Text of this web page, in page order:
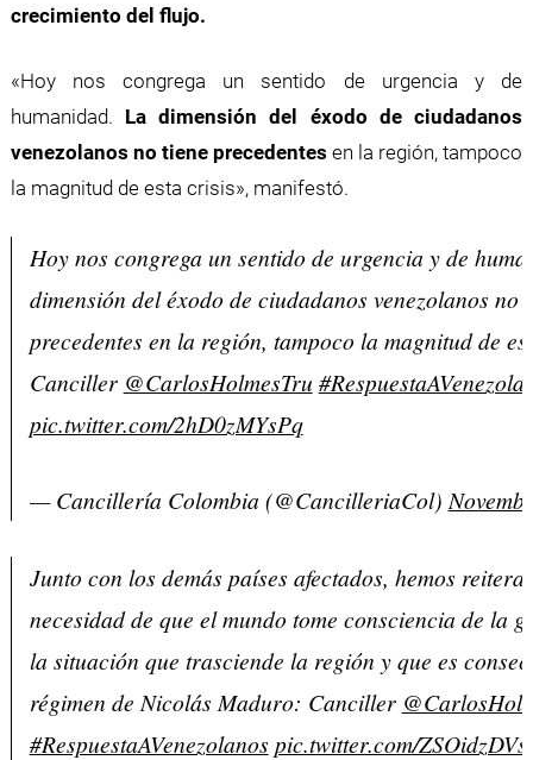
crecimiento del flujo.
«Hoy nos congrega un sentido de urgencia y de
humanidad. La dimensión del éxodo de ciudadanos
venezolanos no tiene precedentes en la región, tampoco
la magnitud de esta crisis», manifestó.
Hoy nos congrega un sentido de urgencia y de
dimensión del éxodo de ciudadanos venezolanos no
precedentes en la región, tampoco la magnitud de
Canciller @CarlosHolmesTru
pic.twitter.com/2hD0zMYsPq
— Cancillería Colombia (@CancilleriaCol)
Junto con los demás países afectados, hemos
necesidad de que el mundo tome consciencia de la
la situación que trasciende la región y que es
régimen de Nicolás Maduro: Canciller
#RespuestaAVenezolanos pic.twitter.com/